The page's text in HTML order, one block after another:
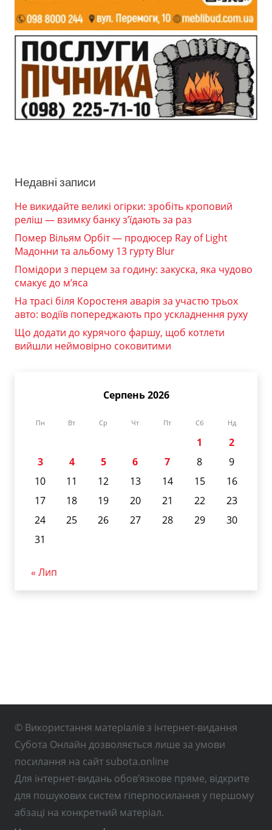
Недавні записи
Не викидайте великі огірки: зробіть кроповий
реліш — взимку банку з’їдають за раз
Помер Вільям Орбіт — продюсер Ray of Light
Мадонни та альбому 13 гурту Blur
Помідори з перцем за годину: закуска, яка чудово
смакує до м’яса
На трасі біля Коростеня аварія за участю трьох
авто: водіїв попереджають про ускладнення руху
Що додати до курячого фаршу, щоб котлети
вийшли неймовірно соковитими
Серпень 2026
Пн Вт Ср Чт Пт Сб Нд
1
2
3
4 5 6 7 8
9
10
11 12 13 14 15
16
17
18 19 20 21 22
23
24
25 26 27 28 29
30
31
« Лип
© Використання матеріалів з інтернет-видання
Субота Онлайн дозволяється лише за умови
посилання на сайт subota.online
Для інтернет-видань обов’язкове пряме, відкрите
для пошукових систем гіперпосилання у першому
абзаці на конкретний матеріал.